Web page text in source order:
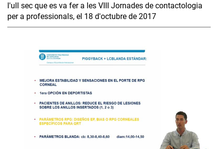
l'ull sec que es va fer a les VIII Jornades de contactologia
per a professionals, el 18 d'octubre de 2017